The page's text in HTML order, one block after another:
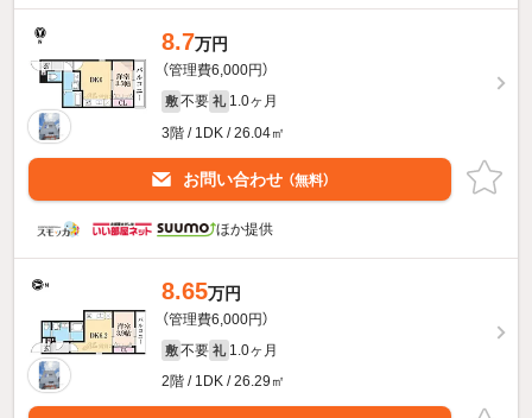
8.7万円
（管理費6,000円）
敷 不要 礼 1.0ヶ月
3階 / 1DK / 26.04㎡
お問い合わせ （無料）
ほか提供
8.65万円
（管理費6,000円）
敷 不要 礼 1.0ヶ月
2階 / 1DK / 26.29㎡